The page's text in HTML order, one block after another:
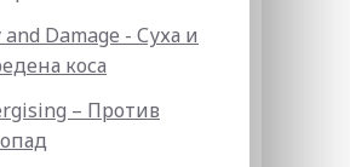
and Damage - Суха и
коса
– Против